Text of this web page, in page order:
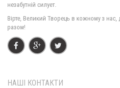
незабутній силует.
Вірте, Великий Творець в кожному з нас,
разом!
НАШІ КОНТАКТИ